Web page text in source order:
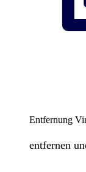
Entfernung
entfernen